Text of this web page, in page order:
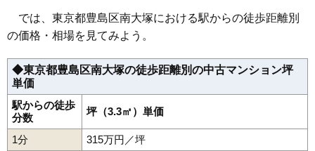
ルジェンテ南大塚
住所 東京都豊島区南大塚3丁目
交通 大塚駅前駅（4分）
相場
(129.8万円/㎡~137.1万円/㎡)
マンションナビで
無料一括査定をする
では、東京都豊島区南大塚における駅からの徒歩距離別
の価格・相場を見てみよう。
◆東京都豊島区南大塚の徒歩距離別の中古マンション坪
単価
駅からの徒歩
分数
坪（3.3㎡）単価
1分
315万円／坪